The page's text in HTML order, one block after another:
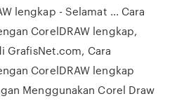
lengkap - Selamat ... Cara
CorelDRAW lengkap,
GrafisNet.com, Cara
CorelDRAW lengkap
Menggunakan Corel Draw